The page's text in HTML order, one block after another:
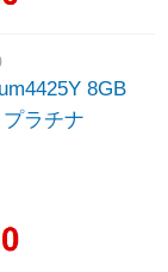
8GB
ラチナ